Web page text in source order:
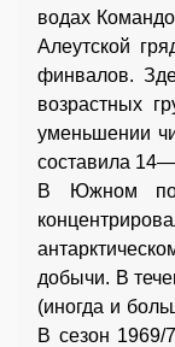
водах
Алеутской
финвалов.
возрастных
уменьшении
составила
В Южном
добычи. В
(иногда и
В сезон